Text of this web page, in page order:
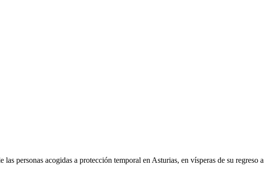
personas acogidas a protección temporal en Asturias, en vísperas de su regreso a